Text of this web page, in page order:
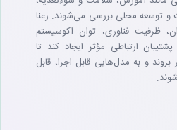
و توسعه محلی بررسی می‌شوند. رعنا
ظرفیت فناوری، توان اکوسیستم
ارتباطی مؤثر ایجاد کند تا
بروند و به مدل‌هایی قابل اجرا، قابل